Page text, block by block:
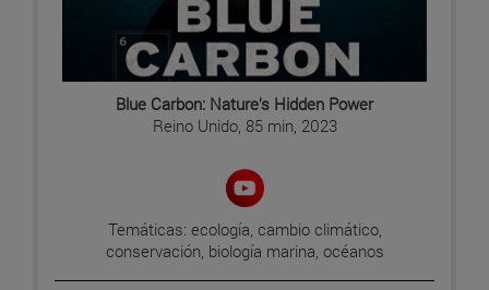
Blue Carbon: Nature’s Hidden Power
Reino Unido, 85 min, 2023
Temáticas: ecología, cambio climático,
conservación, biología marina, océanos